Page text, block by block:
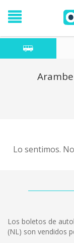
Lo sentimos.
Los boletos de
(NL) son vendidos